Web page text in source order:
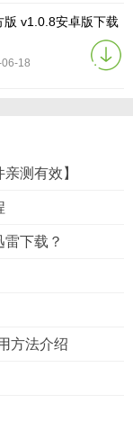
v1.0.8安卓版下载
18
测有效】
下载？
方法介绍